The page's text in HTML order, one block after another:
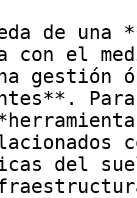
de
con el
gestión
Para
del